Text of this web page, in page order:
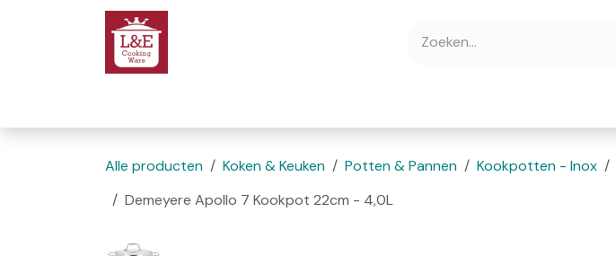
Overslaan naar inhoud
Alle producten Koken & Keuken Potten & Pannen Kookpotten - Inox
Demeyere Apollo 7 Kookpot 22cm - 4,0L